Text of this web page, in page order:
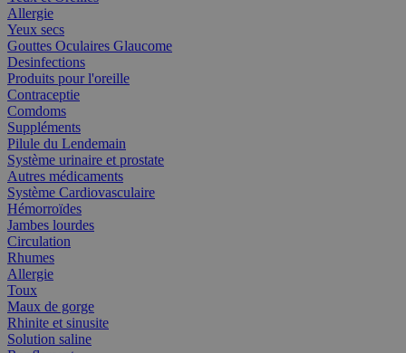
Allergie
Yeux secs
Gouttes Oculaires Glaucome
Desinfections
Produits pour l'oreille
Contraceptie
Comdoms
Suppléments
Pilule du Lendemain
Système urinaire et prostate
Autres médicaments
Système Cardiovasculaire
Hémorroïdes
Jambes lourdes
Circulation
Rhumes
Allergie
Toux
Maux de gorge
Rhinite et sinusite
Solution saline